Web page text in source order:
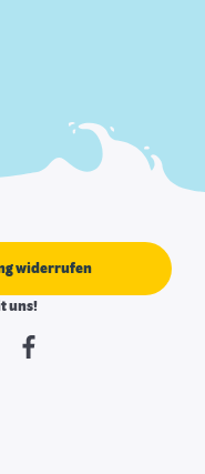
widerrufen
uns!